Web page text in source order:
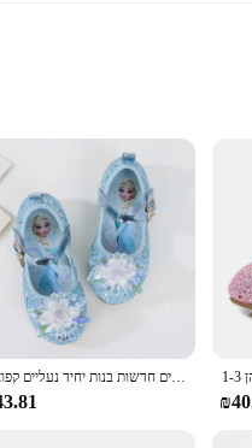
kids, while the breathable
availability and support
sizes, ensuring a perfect fit
נעלי קריסטל נשים חדשות בנות יחיד נעליים קפואה aisha סופיה rhinsophia Sophia rhinshos נעלי קריסטל בנות חדשות בנות יחיד נעליים קפואה aisha